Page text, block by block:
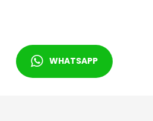
WHATSAPP